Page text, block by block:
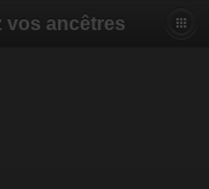
vos ancêtres